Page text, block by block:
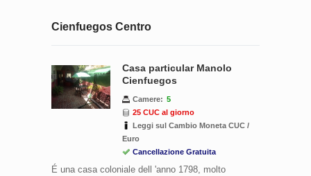
Cienfuegos Centro
Casa particular Manolo
Cienfuegos
Camere: 5
25 CUC al giorno
Leggi sul Cambio Moneta CUC /
Euro
Cancellazione Gratuita
É una casa coloniale dell 'anno 1798, molto